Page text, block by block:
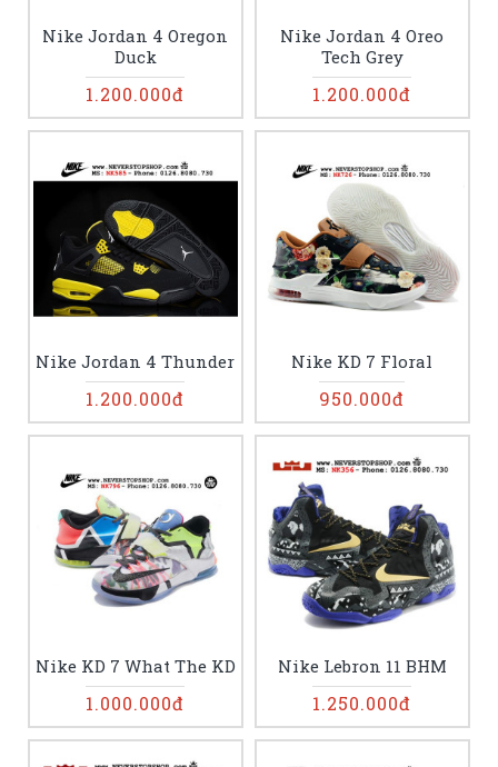
Nike Jordan 4 Oregon
Duck
1.200.000đ
Nike Jordan 4 Oreo
Tech Grey
1.200.000đ
Nike Jordan 4 Thunder
1.200.000đ
Nike KD 7 Floral
950.000đ
Nike KD 7 What The KD
1.000.000đ
Nike Lebron 11 BHM
1.250.000đ